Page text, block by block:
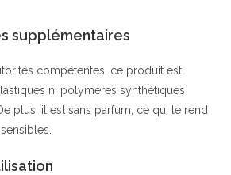
supplémentaires
compétentes, ce produit est
ni polymères synthétiques
plus, il est sans parfum, ce qui le rend